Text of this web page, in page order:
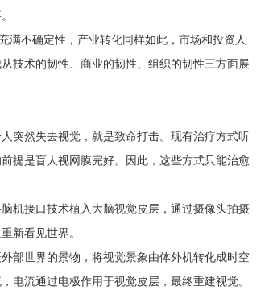
满不确定性，产业转化同样如此，市场和投资人
技术的韧性、商业的韧性、组织的韧性三方面展
突然失去视觉，就是致命打击。现有治疗方式听
提是盲人视网膜完好。因此，这些方式只能治愈
机接口技术植入大脑视觉皮层，通过摄像头拍摄
新看见世界。
部世界的景物，将视觉景象由体外机转化成时空
电流通过电极作用于视觉皮层，最终重建视觉。